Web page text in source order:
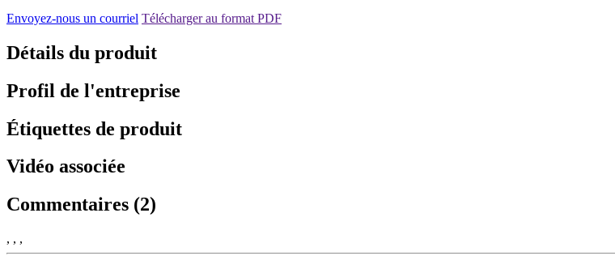
Envoyez-nous un courriel Télécharger au format PDF
Détails du produit
Profil de l'entreprise
Étiquettes de produit
Vidéo associée
Commentaires (2)
, , ,